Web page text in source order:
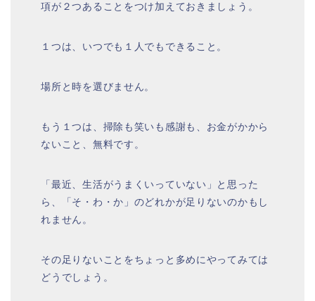
項が２つあることをつけ加えておきましょう。
１つは、いつでも１人でもできること。
場所と時を選びません。
もう１つは、掃除も笑いも感謝も、お金がかから
ないこと、無料です。
「最近、生活がうまくいっていない」と思った
ら、「そ・わ・か」のどれかが足りないのかもし
れません。
その足りないことをちょっと多めにやってみては
どうでしょう。